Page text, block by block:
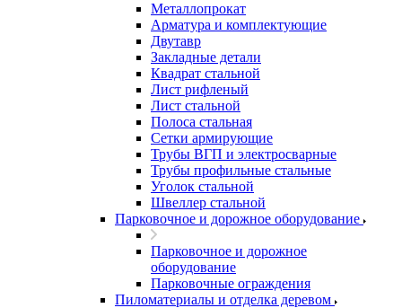
Металлопрокат
Арматура и комплектующие
Двутавр
Закладные детали
Квадрат стальной
Лист рифленый
Лист стальной
Полоса стальная
Сетки армирующие
Трубы ВГП и электросварные
Трубы профильные стальные
Уголок стальной
Швеллер стальной
Парковочное и дорожное оборудование
Парковочное и дорожное
оборудование
Парковочные ограждения
Пиломатериалы и отделка деревом